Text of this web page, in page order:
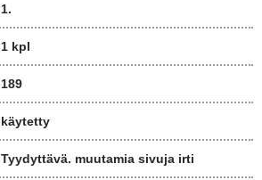
1.
1 kpl
189
käytetty
Tyydyttävä. muutamia sivuja irti